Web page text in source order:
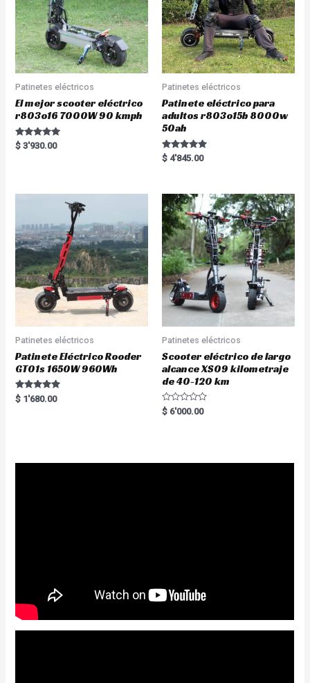
Patinetes eléctricos
El mejor scooter eléctrico
r803o16 7000W 90 kmph
Rated
5.00
$ 3'930.00
Patinetes eléctricos
Patinete eléctrico para
adultos r803o15b 8000w
50ah
Rated
5.00
$ 4'845.00
Patinetes eléctricos
Patinete Eléctrico Rooder
GT01s 1650W 960Wh
Rated
5.00
$ 1'680.00
Patinetes eléctricos
Scooter eléctrico de largo
alcance XS09 kilometraje
de 40-120 km
R
a
$ 6'000.00